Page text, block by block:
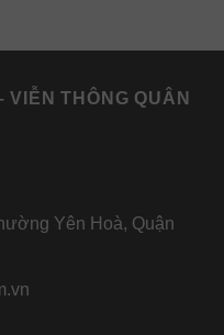
THÔNG QUÂN
Yên Hoà, Quận